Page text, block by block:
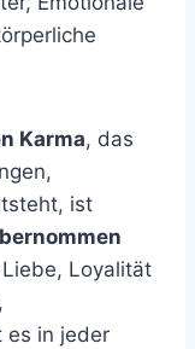
Karma, das
ist
Loyalität
es in jeder